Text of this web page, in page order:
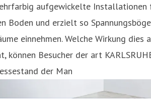
aufgewickelte Installationen
Boden und erzielt so
einnehmen. Welche Wirkung dies
können Besucher der art
der Man